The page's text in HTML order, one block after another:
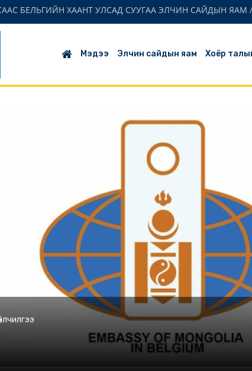
БЕЛЬГИЙН ХААНТ УЛСАД СУУГАА ЭЛЧИН САЙДЫН ЯАМ /
Мэдээ Элчин сайдын яам Хоёр